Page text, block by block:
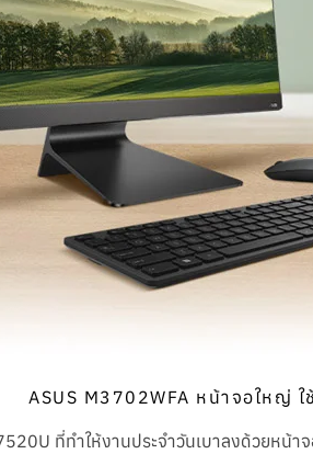
ASUS M3702WFA หน้าจอใหญ่ ใ
ที่ทำให้งานประจำวันเบาลงด้วยหน้